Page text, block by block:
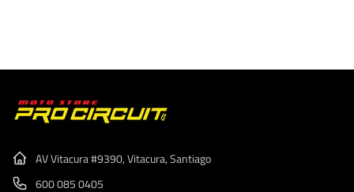
AV Vitacura #9390, Vitacura, Santiago
600 085 0405